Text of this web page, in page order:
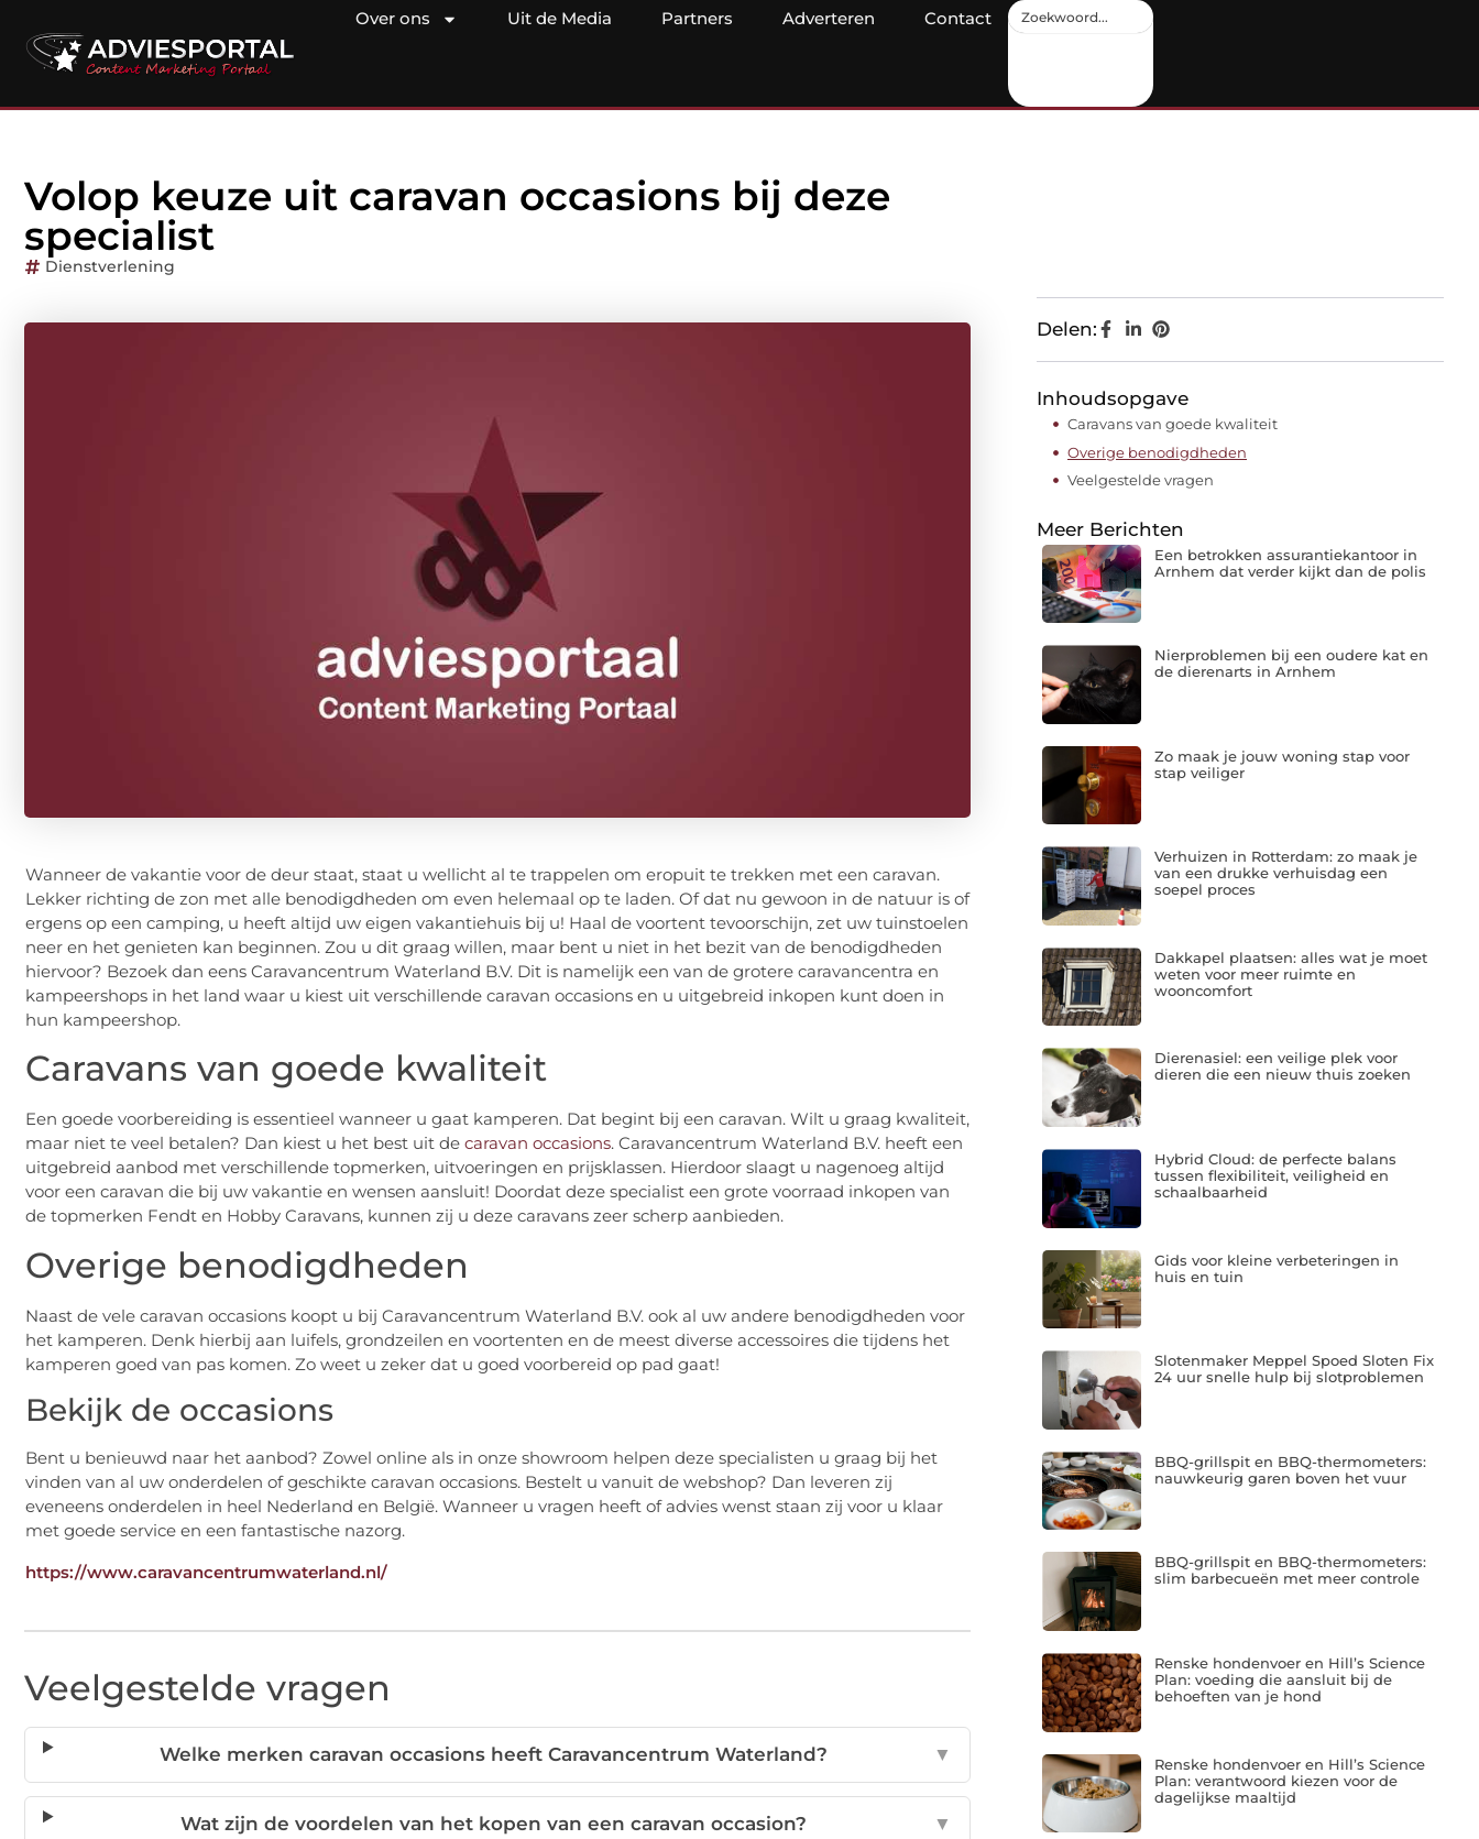
Over ons Uit de Media Partners Adverteren Contact
Volop keuze uit caravan occasions bij deze
specialist
Dienstverlening
Wanneer de vakantie voor de deur staat, staat u wellicht al te trappelen om eropuit te trekken met een caravan.
Lekker richting de zon met alle benodigdheden om even helemaal op te laden. Of dat nu gewoon in de natuur is of
ergens op een camping, u heeft altijd uw eigen vakantiehuis bij u! Haal de voortent tevoorschijn, zet uw tuinstoelen
neer en het genieten kan beginnen. Zou u dit graag willen, maar bent u niet in het bezit van de benodigdheden
hiervoor? Bezoek dan eens Caravancentrum Waterland B.V. Dit is namelijk een van de grotere caravancentra en
kampeershops in het land waar u kiest uit verschillende caravan occasions en u uitgebreid inkopen kunt doen in
hun kampeershop.
Caravans van goede kwaliteit
Een goede voorbereiding is essentieel wanneer u gaat kamperen. Dat begint bij een caravan. Wilt u graag kwaliteit,
maar niet te veel betalen? Dan kiest u het best uit de caravan occasions. Caravancentrum Waterland B.V. heeft een
uitgebreid aanbod met verschillende topmerken, uitvoeringen en prijsklassen. Hierdoor slaagt u nagenoeg altijd
voor een caravan die bij uw vakantie en wensen aansluit! Doordat deze specialist een grote voorraad inkopen van
de topmerken Fendt en Hobby Caravans, kunnen zij u deze caravans zeer scherp aanbieden.
Overige benodigdheden
Naast de vele caravan occasions koopt u bij Caravancentrum Waterland B.V. ook al uw andere benodigdheden voor
het kamperen. Denk hierbij aan luifels, grondzeilen en voortenten en de meest diverse accessoires die tijdens het
kamperen goed van pas komen. Zo weet u zeker dat u goed voorbereid op pad gaat!
Bekijk de occasions
Bent u benieuwd naar het aanbod? Zowel online als in onze showroom helpen deze specialisten u graag bij het
vinden van al uw onderdelen of geschikte caravan occasions. Bestelt u vanuit de webshop? Dan leveren zij
eveneens onderdelen in heel Nederland en België. Wanneer u vragen heeft of advies wenst staan zij voor u klaar
met goede service en een fantastische nazorg.
https://www.caravancentrumwaterland.nl/
Veelgestelde vragen
Welke merken caravan occasions heeft Caravancentrum Waterland? ▼
Wat zijn de voordelen van het kopen van een caravan occasion? ▼
Delen:
Inhoudsopgave
Caravans van goede kwaliteit
Overige benodigdheden
Veelgestelde vragen
Meer Berichten
Een betrokken assurantiekantoor in
Arnhem dat verder kijkt dan de polis
Nierproblemen bij een oudere kat en
de dierenarts in Arnhem
Zo maak je jouw woning stap voor
stap veiliger
Verhuizen in Rotterdam: zo maak je
van een drukke verhuisdag een
soepel proces
Dakkapel plaatsen: alles wat je moet
weten voor meer ruimte en
wooncomfort
Dierenasiel: een veilige plek voor
dieren die een nieuw thuis zoeken
Hybrid Cloud: de perfecte balans
tussen flexibiliteit, veiligheid en
schaalbaarheid
Gids voor kleine verbeteringen in
huis en tuin
Slotenmaker Meppel Spoed Sloten Fix
24 uur snelle hulp bij slotproblemen
BBQ-grillspit en BBQ-thermometers:
nauwkeurig garen boven het vuur
BBQ-grillspit en BBQ-thermometers:
slim barbecueën met meer controle
Renske hondenvoer en Hill’s Science
Plan: voeding die aansluit bij de
behoeften van je hond
Renske hondenvoer en Hill’s Science
Plan: verantwoord kiezen voor de
dagelijkse maaltijd